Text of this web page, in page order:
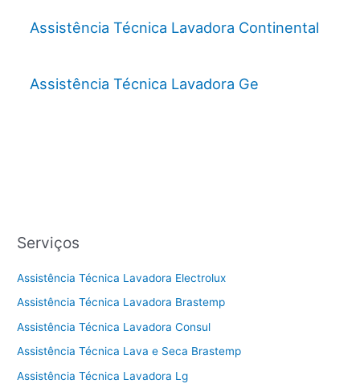
Assistência Técnica Lavadora Continental
Assistência Técnica Lavadora Ge
Serviços
Assistência Técnica Lavadora Electrolux
Assistência Técnica Lavadora Brastemp
Assistência Técnica Lavadora Consul
Assistência Técnica Lava e Seca Brastemp
Assistência Técnica Lavadora Lg